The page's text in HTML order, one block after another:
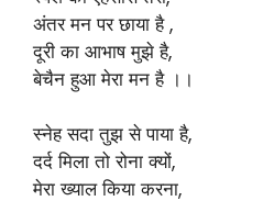
अंतर मन पर छाया है ,
दूरी का आभाष मुझे है,
बेचैन हुआ मेरा मन है ।।
स्नेह सदा तुझ से पाया है,
दर्द मिला तो रोना क्यों,
मेरा ख्याल किया करना,